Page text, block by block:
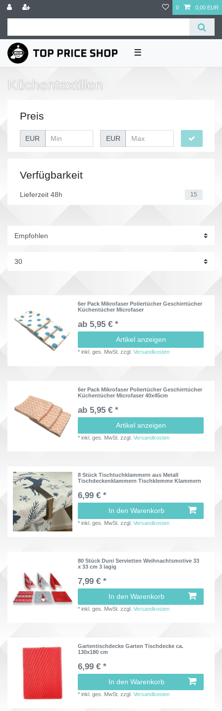
0 0,00 EUR
☰
Küchentextilien
Preis
EUR EUR
Verfügbarkeit
Lieferzeit 48h 15
6er Pack Mikrofaser Poliertücher Geschirrtücher
Küchentücher Microfaser
ab 5,95 € *
Artikel anzeigen
*inkl. ges. MwSt. zzgl.Versandkosten
6er Pack Mikrofaser Poliertücher Geschirrtücher
Küchentücher Microfaser 40x45cm
ab 5,95 € *
Artikel anzeigen
*inkl. ges. MwSt. zzgl.Versandkosten
8 Stück Tischtuchklammern aus Metall
Tischdeckenklammern Tischklemme Klammern
6,99 € *
In den Warenkorb
*inkl. ges. MwSt. zzgl.Versandkosten
80 Stück Duni Servietten Weihnachtsmotive 33
x 33 cm 3 lagig
7,99 € *
In den Warenkorb
*inkl. ges. MwSt. zzgl.Versandkosten
Gartentischdecke Garten Tischdecke ca.
130x180 cm
6,99 € *
In den Warenkorb
*inkl. ges. MwSt. zzgl.Versandkosten